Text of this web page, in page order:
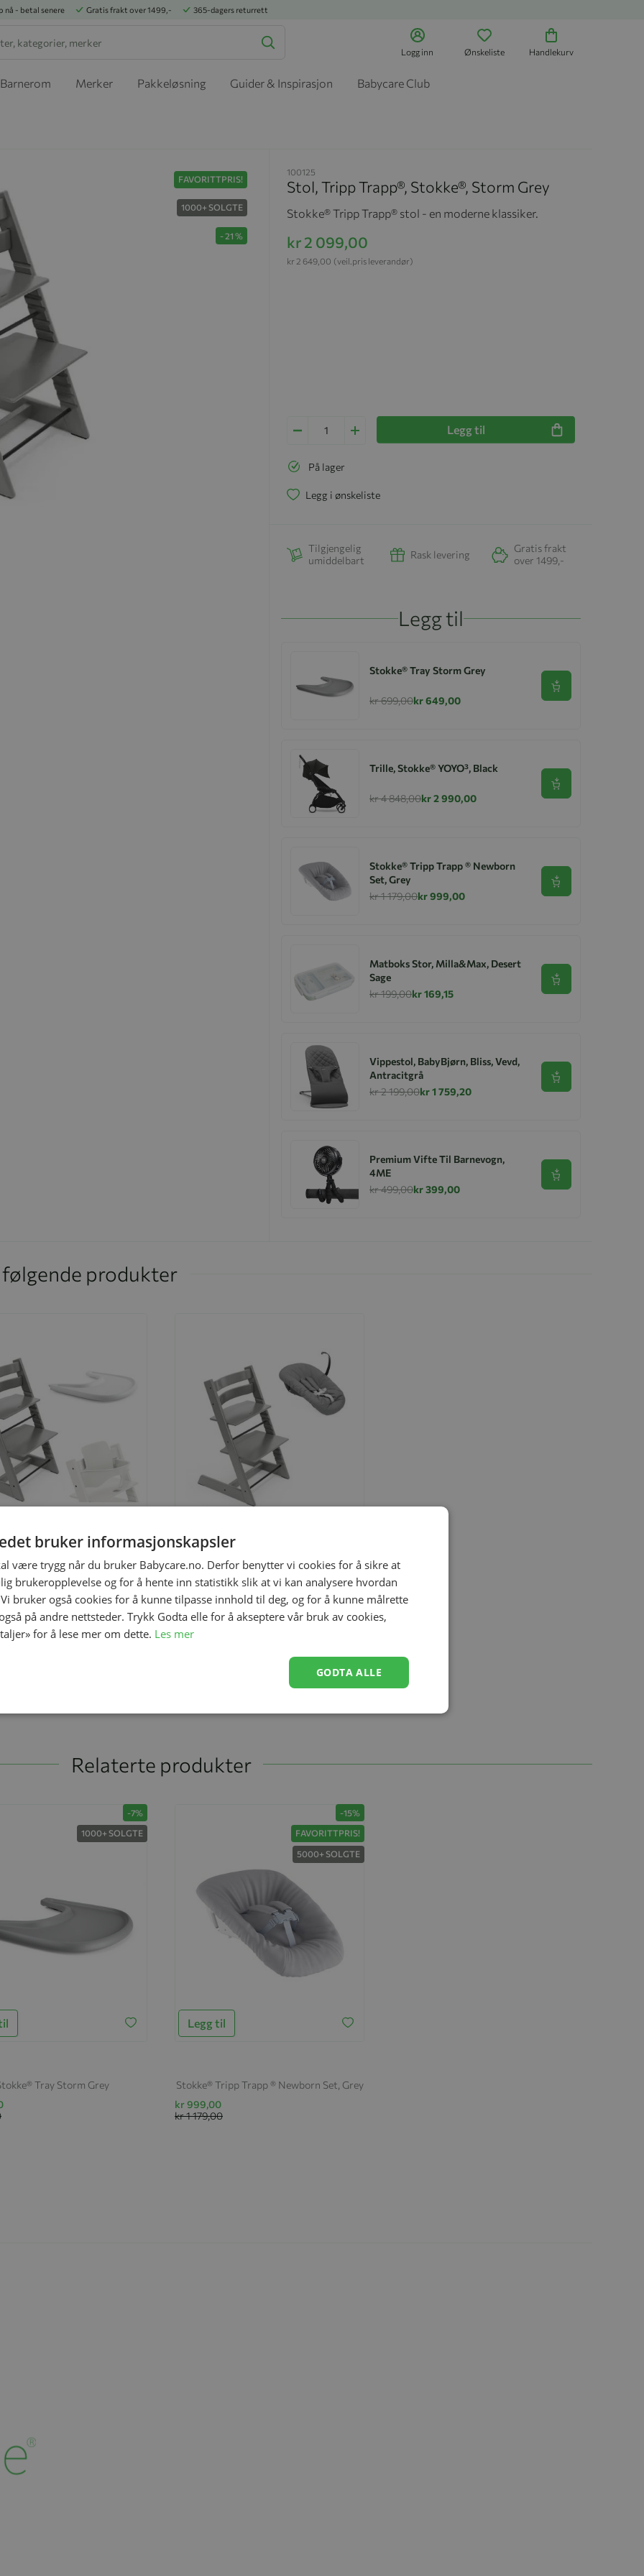
nå - betal senere Gratis frakt over 1499,- 365-dagers returrett
Logg inn Ønskeliste Handlekurv
Barnerom Merker Pakkeløsning Guider & Inspirasjon Babycare Club
FAVORITTPRIS!
1000+ SOLGTE
-21 %
100125
Stol, Tripp Trapp®, Stokke®, Storm Grey
Stokke® Tripp Trapp® stol - en moderne klassiker.
kr 2 099,00
(veil.pris leverandør)
kr 2 649,00
Legg til
På lager
Legg i ønskeliste
Tilgjengelig
umiddelbart
Rask levering
Gratis frakt
over 1499,-
Legg til
Stokke® Tray Storm Grey
kr 699,00kr 649,00
Se produkt
Trille, Stokke® YOYO³, Black
kr 4 848,00kr 2 990,00
Se produkt
Stokke® Tripp Trapp ® Newborn
Set, Grey
kr 1 179,00kr 999,00
Se produkt
Matboks Stor, Milla&Max, Desert
Sage
kr 199,00kr 169,15
Se produkt
Vippestol, BabyBjørn, Bliss, Vevd,
Antracitgrå
kr 2 199,00kr 1 759,20
Se produkt
Premium Vifte Til Barnevogn,
4ME
kr 499,00kr 399,00
Se produkt
Relaterte produkter
-7%
1000+ SOLGTE
Tray Storm Grey
-15%
FAVORITTPRIS!
5000+ SOLGTE
Legg til
Stokke® Tripp Trapp ® Newborn Set, Grey
kr 999,00
kr 1 179,00
produkter
Tripp Trapp, Ink Baby Set +
Tray, Storm Grey
Nyfødtpakke, Stokke Tripp Trapp, Storm
Grey + Newborn Set Anthracite
bruker informasjonskapsler
være trygg når du bruker Babycare.no. Derfor benytter vi cookies for å sikre at
brukeropplevelse og for å hente inn statistikk slik at vi kan analysere hvordan
bruker også cookies for å kunne tilpasse innhold til deg, og for å kunne målrette
på andre nettsteder. Trykk Godta elle for å akseptere vår bruk av cookies,
for å lese mer om dette. Les mer
GODTA ALLE